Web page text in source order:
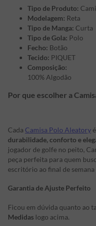
Tipo de Produto:
Modelagem: Reta
Tipo de Manga: Curta
Tipo de Gola: Polo
Fecho: Botão
Tecido: PIQUET
Composição:
100% Algodão
Por que escolher a
Cada Camisa Polo Aleatory
durabilidade, conforto e
jogador de golfe no peito,
peça perfeita para quem
escritório ao final de
Garantia de Ajuste Perfeito
Ficou em dúvida quanto ao
Medidas logo acima.